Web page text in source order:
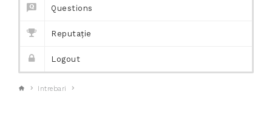
Questions
Reputație
Logout
Intrebari